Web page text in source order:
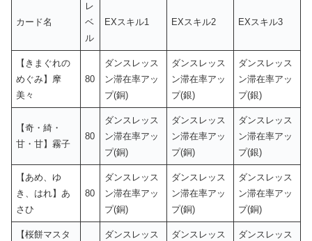
カード名
レ
ベ
ル
EXスキル1 EXスキル2 EXスキル3
【きまぐれの
めぐみ】摩
美々
80
ダンスレッス
ン滞在率アッ
プ(銅)
ダンスレッス
ン滞在率アッ
プ(銀)
ダンスレッス
ン滞在率アッ
プ(銀)
【奇・綺・
甘・甘】霧子
80
ダンスレッス
ン滞在率アッ
プ(銅)
ダンスレッス
ン滞在率アッ
プ(銅)
ダンスレッス
ン滞在率アッ
プ(銀)
【あめ、ゆ
き、はれ】あ
さひ
80
ダンスレッス
ン滞在率アッ
プ(銅)
ダンスレッス
ン滞在率アッ
プ(銅)
ダンスレッス
ン滞在率アッ
プ(銅)
【桜餅マスタ ダンスレッス ダンスレッス ダンスレッス